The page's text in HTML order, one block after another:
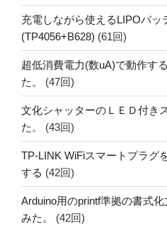
充電しながら使えるLIPOバ
(TP4056+B628) (61回)
超低消費電力(数uA)で動作す
た。
(47回)
文化シャッターのＬＥＤ付き
た。
(43回)
TP-LINK WiFiスマートプラグ
する (42回)
Arduino用のprintf準拠の書式
みた。
(42回)